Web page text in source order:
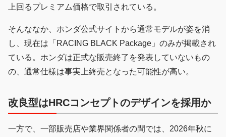
上回るプレミアム価格で取引されている。
そんななか、ホンダ公式サイトから通常モデルが姿を消
し、現在は「RACING BLACK Package」のみが掲載され
ている。ホンダは正式な販売終了を発表していないもの
の、通常仕様は事実上終売となった可能性が高い。
改良型はHRCコンセプトのデザインを採用か
一方で、一部販売店や業界関係者の間では、2026年秋に